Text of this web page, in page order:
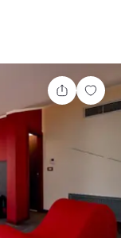
Teilen